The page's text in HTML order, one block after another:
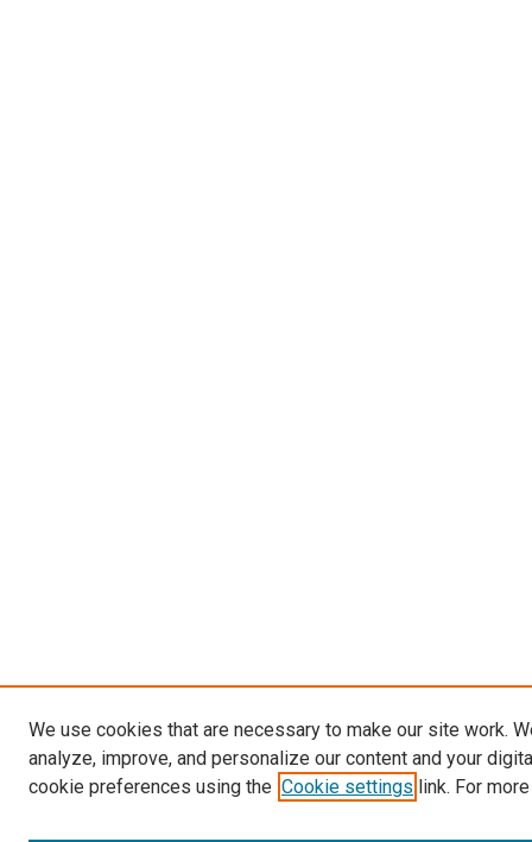
We use cookies that are necessary to make our site work.
analyze, improve, and personalize our content and your
cookie preferences using the Cookie settings link. For